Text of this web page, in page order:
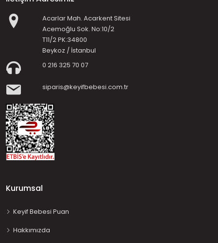
Acarlar Mah. Acarkent Sitesi
Acemoğlu Sok. No:10/2
T11/2 PK:34800
Beykoz / İstanbul
0 216 325 70 07
siparis@keyifbebesi.com.tr
Kurumsal
Keyif Bebesi Puan
Hakkımızda